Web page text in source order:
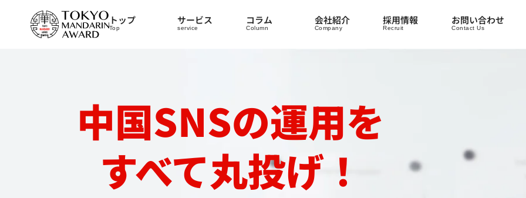
トップ
Top
サービス
service
コラム
Column
会社紹介
Company
採用情報
Recruit
お問い合わせ
Contact Us
中国SNSの運用を
すべて丸投げ！